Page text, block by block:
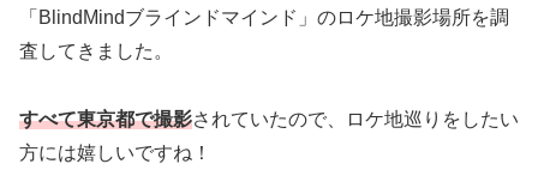
「BlindMindブラインドマインド」のロケ地撮影場所を調
査してきました。
すべて東京都で撮影されていたので、ロケ地巡りをしたい
方には嬉しいですね！